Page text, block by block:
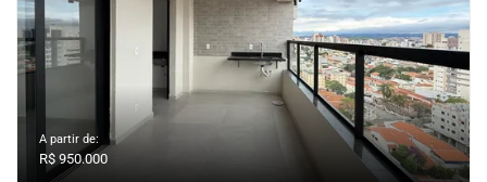
A partir de:
R$ 950.000